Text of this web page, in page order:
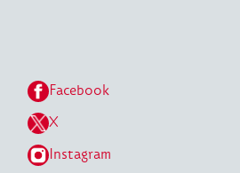
Facebook
X
Instagram